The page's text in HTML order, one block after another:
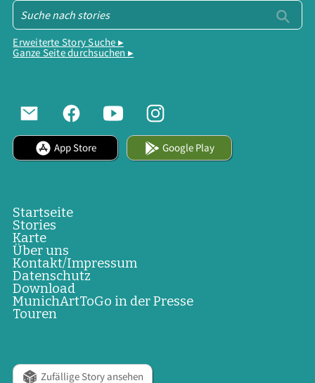
Erweiterte Story Suche ▸
Ganze Seite durchsuchen ▸
App Store Google Play
Startseite
Stories
Karte
Über uns
Kontakt/Impressum
Datenschutz
Download
MunichArtToGo in der Presse
Touren
Zufällige Story ansehen